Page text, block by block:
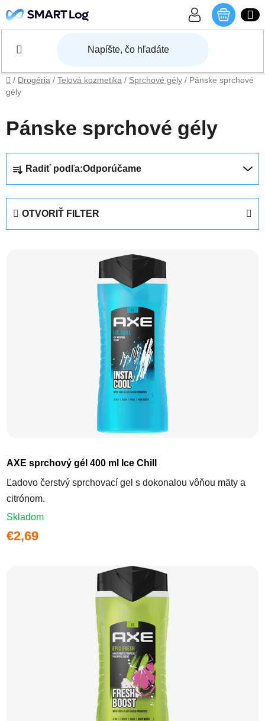
Domov
/ Drogéria / Telová kozmetika / Sprchové gély / Pánske sprchové
gély
Pánske sprchové gély
Radiť podľa:Odporúčame
OTVORIŤ FILTER
AXE sprchový gél 400 ml Ice Chill
Ľadovo čerstvý sprchovací gel s dokonalou vôňou mäty a
citrónom.
Skladom
€2,69